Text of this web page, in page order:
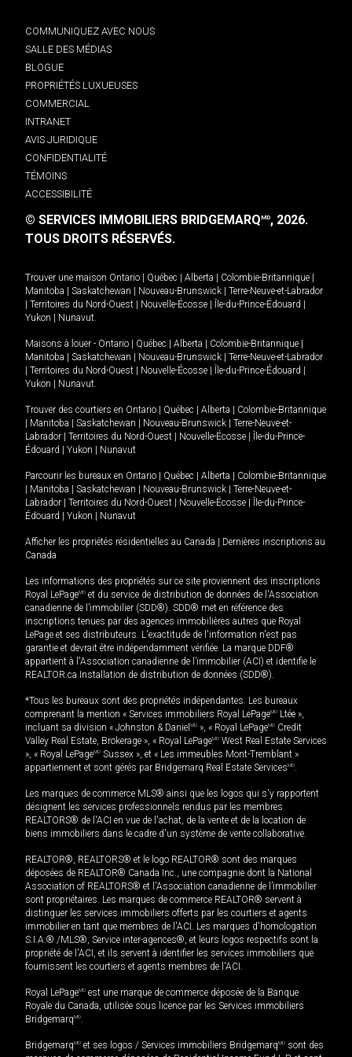
COMMUNIQUEZ AVEC NOUS
SALLE DES MÉDIAS
BLOGUE
PROPRIÉTÉS LUXUEUSES
COMMERCIAL
INTRANET
AVIS JURIDIQUE
CONFIDENTIALITÉ
TÉMOINS
ACCESSIBILITÉ
© SERVICES IMMOBILIERS BRIDGEMARQMD, 2026.
TOUS DROITS RÉSERVÉS.
Trouver une maison Ontario Québec Alberta Colombie-Britannique
Manitoba
Saskatchewan Nouveau-Brunswick
Terre-Neuve-et-Labrador
Territoires du Nord-Ouest Nouvelle-Écosse Île-du-Prince-Édouard
Yukon
Nunavut.
Maisons à louer - Ontario Québec Alberta Colombie-Britannique
Manitoba
Saskatchewan Nouveau-Brunswick
Terre-Neuve-et-Labrador
Territoires du Nord-Ouest Nouvelle-Écosse Île-du-Prince-Édouard
Yukon
Nunavut.
Trouver des courtiers en Ontario Québec Alberta
Colombie-Britannique
Manitoba Saskatchewan Nouveau-Brunswick
Terre-Neuve-et-
Labrador
Territoires du Nord-Ouest Nouvelle-Écosse
Île-du-Prince-
Édouard
Yukon Nunavut
Parcourir les bureaux en Ontario Québec Alberta
Colombie-Britannique
Manitoba Saskatchewan Nouveau-Brunswick
Terre-Neuve-et-
Labrador
Territoires du Nord-Ouest Nouvelle-Écosse
Île-du-Prince-
Édouard
Yukon Nunavut
Afficher les propriétés résidentielles au Canada
Dernières inscriptions au
Canada
Les informations des propriétés sur ce site proviennent des inscriptions
Royal LePageMD et du service de distribution de données de l'Association
canadienne de l’immobilier (SDD®). SDD® met en référence des
inscriptions tenues par des agences immobilières autres que Royal
LePage et ses distributeurs. L'exactitude de l'information n'est pas
garantie et devrait être indépendamment vérifiée. La marque DDF®
appartient à l'Association canadienne de l’immobilier (ACI) et identifie le
REALTOR.ca Installation de distribution de données (SDD®).
*Tous les bureaux sont des propriétés indépendantes. Les bureaux
comprenant la mention « Services immobiliers Royal LePageMD Ltée »,
incluant sa division « Johnston & Daniel MD », « Royal LePageMD Credit
Valley Real Estate, Brokerage », « Royal LePageMD West Real Estate Services
», « Royal LePageMD Sussex », et « Les immeubles Mont-Tremblant »
appartiennent et sont gérés par Bridgemarq Real Estate ServicesMD.
Les marques de commerce MLS® ainsi que les logos qui s'y rapportent
désignent les services professionnels rendus par les membres
REALTORS® de l'ACI en vue de l'achat, de la vente et de la location de
biens immobiliers dans le cadre d'un système de vente collaborative.
REALTOR®, REALTORS® et le logo REALTOR® sont des marques
déposées de REALTOR® Canada Inc., une compagnie dont la National
Association of REALTORS® et l'Association canadienne de l’immobilier
sont propriétaires. Les marques de commerce REALTOR® servent à
distinguer les services immobiliers offerts par les courtiers et agents
immobilier en tant que membres de l'ACI. Les marques d'homologation
S.I.A.® /MLS®, Service inter-agences®, et leurs logos respectifs sont la
propriété de l'ACI, et ils servent à identifier les services immobiliers que
fournissent les courtiers et agents membres de l'ACI.
Royal LePageMD est une marque de commerce déposée de la Banque
Royale du Canada, utilisée sous licence par les Services immobiliers
BridgemarqMD.
BridgemarqMD et ses logos / Services immobiliers BridgemarqMD sont des